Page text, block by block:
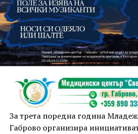
На 13 август организаторите са
занимания и за здрав дух, и за
Инструкторката по пилатес и
от FitLab ще се погрижи за
тренировка от 19.00 ч., а след
атака с куиз вечер за обща
приключи с прожекция на
комедиен филм „Брънч за
под звездното дряновско небе.
За трета поредна година
Габрово организира